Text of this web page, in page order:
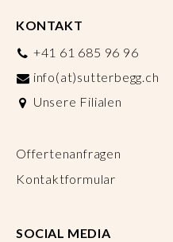
KONTAKT
+41 61 685 96 96
info(at)sutterbegg.ch
Unsere Filialen
Offertenanfragen
Kontaktformular
SOCIAL MEDIA